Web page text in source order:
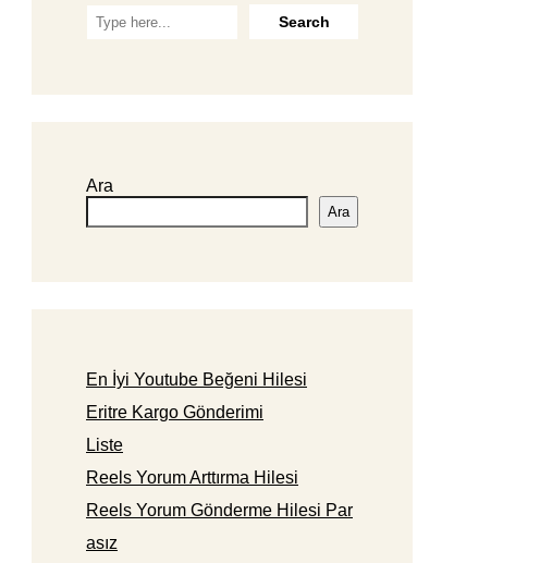
Ara
Ara
En İyi Youtube Beğeni Hilesi
Eritre Kargo Gönderimi
Liste
Reels Yorum Arttırma Hilesi
Reels Yorum Gönderme Hilesi Par
asız